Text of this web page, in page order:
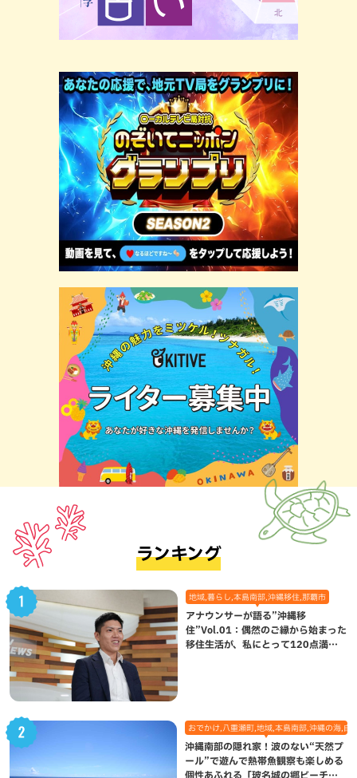
ランキング
地域,暮らし,本島南部,沖縄移住,那覇市
アナウンサーが語る”沖縄移
住”Vol.01：偶然のご縁から始まった
移住生活が、私にとって120点満点
おでかけ,八重瀬町,地域,本島南部,沖縄の海,自
沖縄南部の隠れ家！波のない“天然プ
ール”で遊んで熱帯魚観察も楽しめる
個性あふれる「玻名城の郷ビーチ」